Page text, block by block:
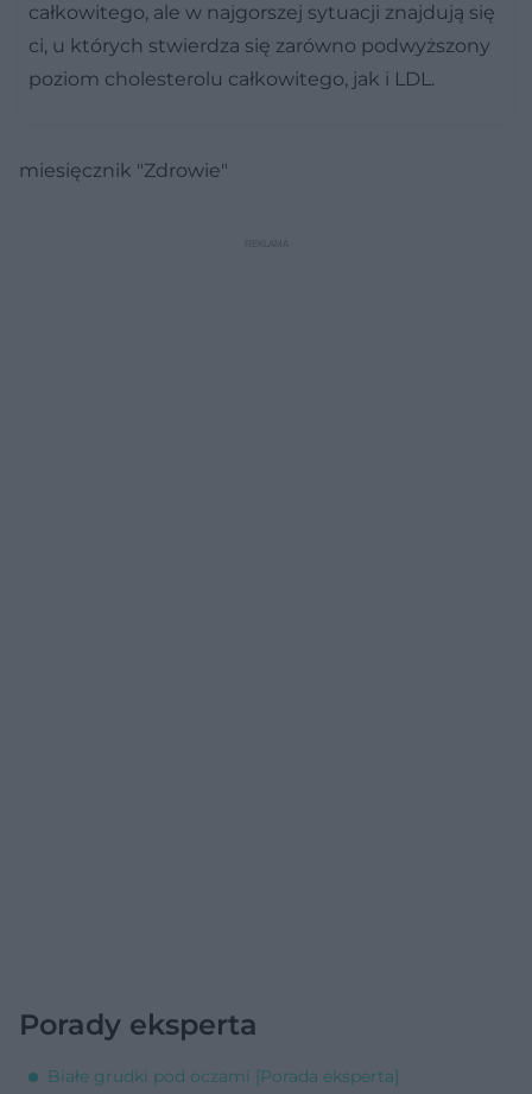
całkowitego, ale w najgorszej sytuacji znajdują się
ci, u których stwierdza się zarówno podwyższony
poziom cholesterolu całkowitego, jak i LDL.
miesięcznik "Zdrowie"
Porady eksperta
Białe grudki pod oczami [Porada eksperta]